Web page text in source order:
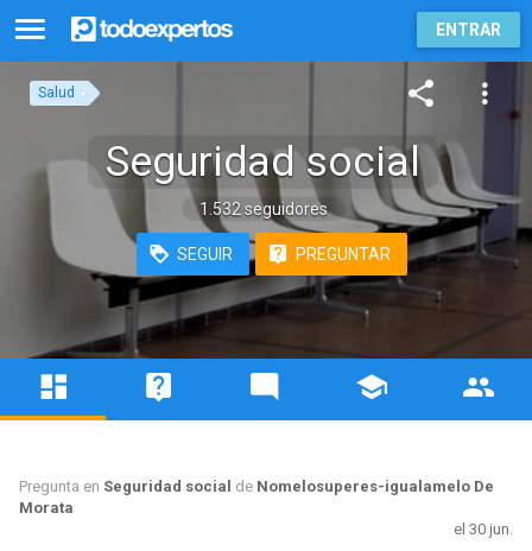
ENTRAR
Salud
Seguridad social
1.532 seguidores
SEGUIR PREGUNTAR
Pregunta en Seguridad social de Nomelosuperes-igualamelo De
Morata
el 30 jun.